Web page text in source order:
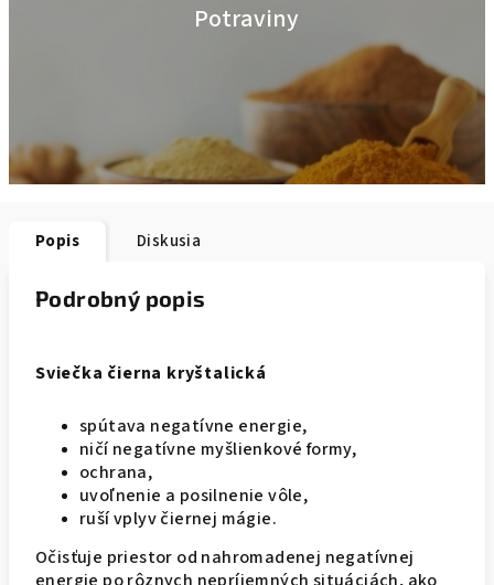
Potraviny
Popis Diskusia
Podrobný popis
Sviečka čierna kryštalická
spútava negatívne energie,
ničí negatívne myšlienkové formy,
ochrana,
uvoľnenie a posilnenie vôle,
ruší vplyv čiernej mágie.
Očisťuje priestor od nahromadenej negatívnej